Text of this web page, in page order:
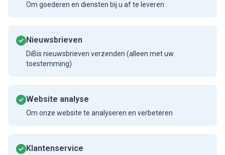
Om goederen en diensten bij u af te leveren
Nieuwsbrieven
DiBis nieuwsbrieven verzenden (alleen met uw
toestemming)
Website analyse
Om onze website te analyseren en verbeteren
Klantenservice